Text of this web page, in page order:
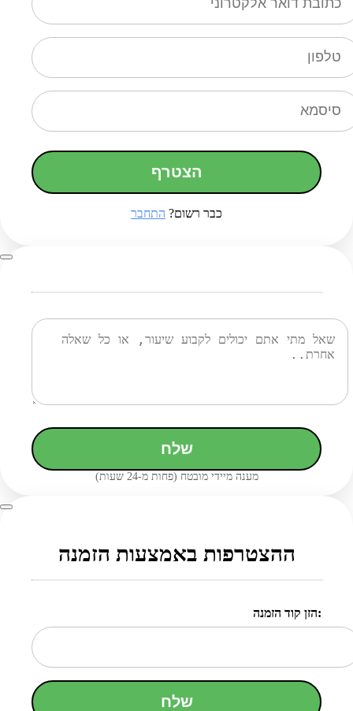
הצטרף
כבר רשום? התחבר
שלח
מענה מיידי מובטח (פחות מ-24 שעות)
ההצטרפות באמצעות הזמנה
הזן קוד הזמנה:
שלח